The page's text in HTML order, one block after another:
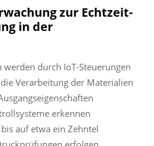
zur Echtzeit-
in der
durch IoT-Steuerungen
Verarbeitung der Materialien
erkennen
auf etwa ein Zehntel